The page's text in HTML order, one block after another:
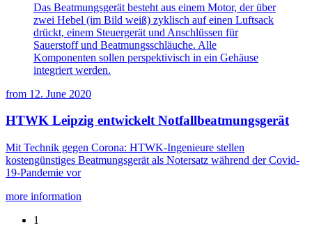
Das Beatmungsgerät besteht aus einem Motor, der über
zwei Hebel (im Bild weiß) zyklisch auf einen Luftsack
drückt, einem Steuergerät und Anschlüssen für
Sauerstoff und Beatmungsschläuche. Alle
Komponenten sollen perspektivisch in ein Gehäuse
integriert werden.
from 12. June 2020
HTWK Leipzig entwickelt Notfallbeatmungsgerät
Mit Technik gegen Corona: HTWK-Ingenieure stellen
kostengünstiges Beatmungsgerät als Notersatz während der Covid-
19-Pandemie vor
more information
1